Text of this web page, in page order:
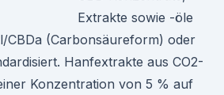
Extrakte sowie -öle
CBDa (Carbonsäureform) oder
Hanfextrakte aus CO2-
Konzentration von 5 % auf